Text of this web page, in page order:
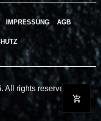
IMPRESSUNG AGB
rights reserved.